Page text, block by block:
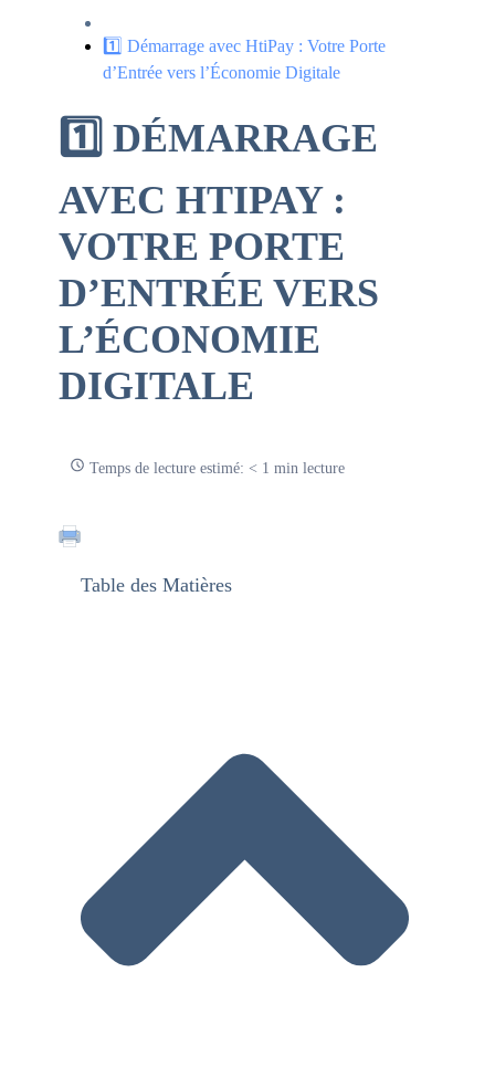
1️⃣ Démarrage avec HtiPay : Votre Porte
d’Entrée vers l’Économie Digitale
1️⃣ DÉMARRAGE
AVEC HTIPAY :
VOTRE PORTE
D’ENTRÉE VERS
L’ÉCONOMIE
DIGITALE
Temps de lecture estimé: < 1 min lecture
Table des Matières